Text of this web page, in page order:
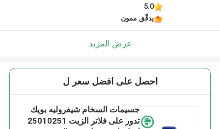
5.0
يدقّق ممون
عرض المزيد
احصل على افضل سعر ل
جسيمات السخام شيفروليه بويك
تدور على فلاتر الزيت 25010251